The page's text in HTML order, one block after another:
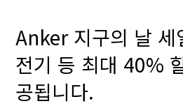
Anker 지구의 날 세
전기 등 최대 40%
공됩니다.